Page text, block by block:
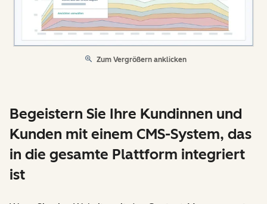
Zum Vergrößern anklicken
Begeistern Sie Ihre Kundinnen und
Kunden mit einem CMS-System, das
in die gesamte Plattform integriert
ist